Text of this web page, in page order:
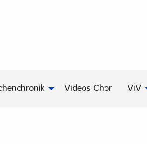
Videos Chor ViV